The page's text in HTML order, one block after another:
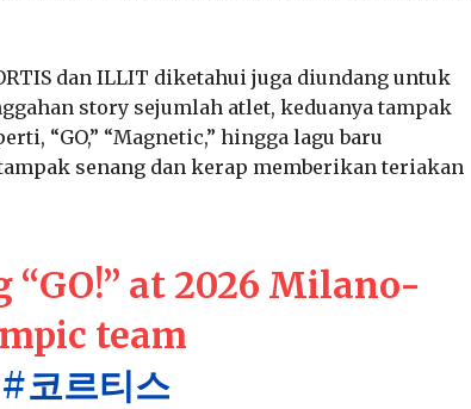
dan ILLIT diketahui juga diundang untuk
story sejumlah atlet, keduanya tampak
“GO,” “Magnetic,” hingga lagu baru
tampak senang dan kerap memberikan teriakan
“GO!” at 2026 Milano-
team
#코르티스